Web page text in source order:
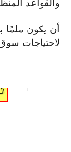
والقواعد
أن يكون ملمًا
لاحتياجات